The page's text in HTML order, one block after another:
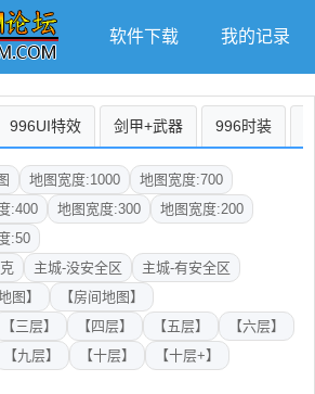
软件下载 我的记录
996UI特效 剑甲+武器 996时装
地图宽度:1000
地图宽度:700
:400 地图宽度:300
地图宽度:200
:50
主城-没安全区
主城-有安全区
图】
【房间地图】
【三层】 【四层】 【五层】
【六层】
【九层】 【十层】
【十层+】